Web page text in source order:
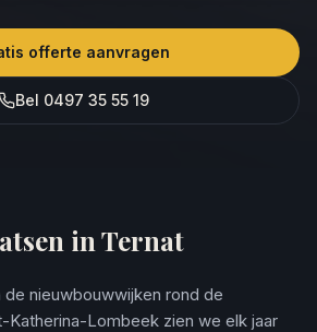
offerte aanvragen
Bel 0497 35 55 19
in Ternat
de nieuwbouwwijken rond de
Katherina-Lombeek zien we elk jaar